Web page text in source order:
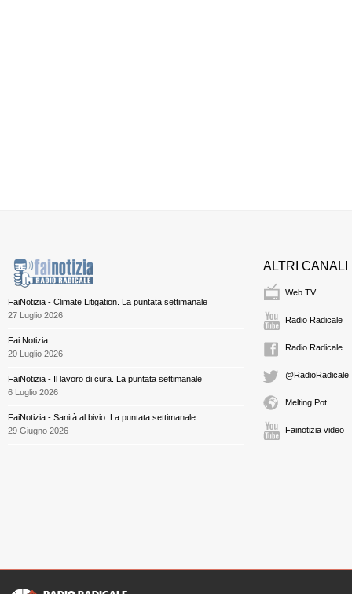
FaiNotizia - Climate Litigation. La puntata settimanale
27 Luglio 2026
Fai Notizia
20 Luglio 2026
FaiNotizia - Il lavoro di cura. La puntata settimanale
6 Luglio 2026
FaiNotizia - Sanità al bivio. La puntata settimanale
29 Giugno 2026
ALTRI CANALI
Web TV
Radio Radicale
Radio Radicale
@RadioRadicale
Melting Pot
Fainotizia video